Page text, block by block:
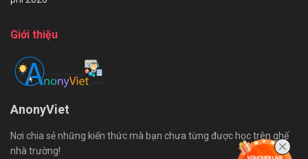
Giới thiệu
AnonyViet
Nơi chia sẻ những kiến thức mà bạn chưa từng được học trên ghế
nhà trường!